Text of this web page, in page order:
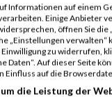
auf einem
Einige Anbieter
öffnen Sie die
„Einstellungen
zu widerrufen,
Daten“. Auf dieser Seite
Einfluss auf die
die Leistung der